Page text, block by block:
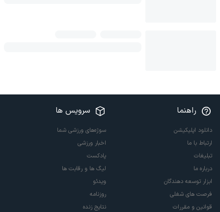
راهنما
دانلود اپلیکیشن
ارتباط با ما
تبلیغات
درباره ما
ابزار توسعه دهندگان
فرصت های شغلی
قوانین و مقررات
سرویس ها
سوژه‌های ورزشی شما
اخبار ورزشی
پادکست
لیگ ها و رقابت ها
ویدئو
روزنامه
نتایج زنده